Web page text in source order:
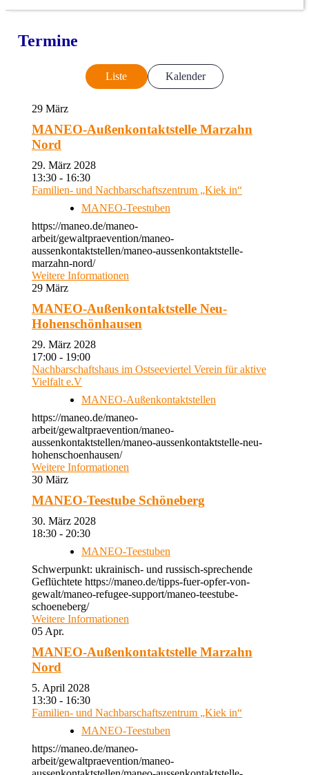
Termine
Liste Kalender
29 März
MANEO-Außenkontaktstelle Marzahn
Nord
29. März 2028
13:30 - 16:30
Familien- und Nachbarschaftszentrum „Kiek in“
MANEO-Teestuben
https://maneo.de/maneo-
arbeit/gewaltpraevention/maneo-
aussenkontaktstellen/maneo-aussenkontaktstelle-
marzahn-nord/
Weitere Informationen
29 März
MANEO-Außenkontaktstelle Neu-
Hohenschönhausen
29. März 2028
17:00 - 19:00
Nachbarschaftshaus im Ostseeviertel Verein für aktive
Vielfalt e.V
MANEO-Außenkontaktstellen
https://maneo.de/maneo-
arbeit/gewaltpraevention/maneo-
aussenkontaktstellen/maneo-aussenkontaktstelle-neu-
hohenschoenhausen/
Weitere Informationen
30 März
MANEO-Teestube Schöneberg
30. März 2028
18:30 - 20:30
MANEO-Teestuben
Schwerpunkt: ukrainisch- und russisch-sprechende
Geflüchtete https://maneo.de/tipps-fuer-opfer-von-
gewalt/maneo-refugee-support/maneo-teestube-
schoeneberg/
Weitere Informationen
05 Apr.
MANEO-Außenkontaktstelle Marzahn
Nord
5. April 2028
13:30 - 16:30
Familien- und Nachbarschaftszentrum „Kiek in“
MANEO-Teestuben
https://maneo.de/maneo-
arbeit/gewaltpraevention/maneo-